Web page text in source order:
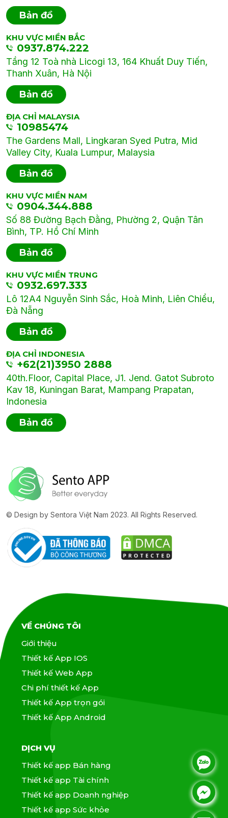
.
.
.
Bản đồ
KHU VỰC MIỀN BẮC
0937.874.222
Tầng 12 Toà nhà Licogi 13, 164 Khuất Duy Tiến,
Thanh Xuân, Hà Nội
Bản đồ
ĐỊA CHỈ MALAYSIA
10985474
The Gardens Mall, Lingkaran Syed Putra, Mid
Valley City, Kuala Lumpur, Malaysia
Bản đồ
KHU VỰC MIỀN NAM
0904.344.888
Số 88 Đường Bạch Đằng, Phường 2, Quận Tân
Bình, TP. Hồ Chí Minh
Bản đồ
KHU VỰC MIỀN TRUNG
0932.697.333
Lô 12A4 Nguyễn Sinh Sắc, Hoà Minh, Liên Chiểu,
Đà Nẵng
Bản đồ
ĐỊA CHỈ INDONESIA
+62(21)3950 2888
40th.Floor, Capital Place, J1. Jend. Gatot Subroto
Kav 18, Kuningan Barat, Mampang Prapatan,
Indonesia
Bản đồ
© Design by Sentora Việt Nam 2023. All Rights Reserved.
VỀ CHÚNG TÔI
Giới thiệu
Thiết kế App IOS
Thiết kế Web App
Chi phí thiết kế App
Thiết kế App trọn gói
Thiết kế App Android
DỊCH VỤ
Thiết kế app Bán hàng
Thiết kế app Tài chính
Thiết kế app Doanh nghiệp
Thiết kế app Sức khỏe